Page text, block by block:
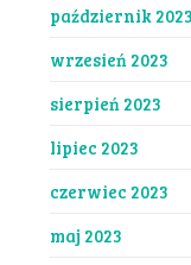
październik 2023
wrzesień 2023
sierpień 2023
lipiec 2023
czerwiec 2023
maj 2023